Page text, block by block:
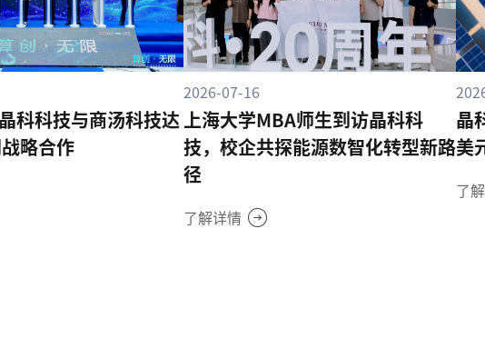
科科技与商汤科技达
略合作
2026-07-16
上海大学MBA师生到访晶科科
技，校企共探能源数智化转型新路
径
了解详情
晶
美
了